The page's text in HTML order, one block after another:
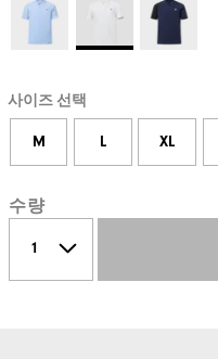
사이즈 선택
M L XL
수량